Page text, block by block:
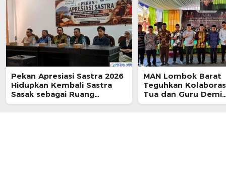
Pekan Apresiasi Sastra 2026
Hidupkan Kembali Sastra
Sasak sebagai Ruang
Kreativitas Generasi Muda
MAN Lombok Barat
Teguhkan
Tua dan Guru Demi
Membangun